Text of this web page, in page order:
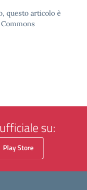
questo articolo è
su:
Play Store